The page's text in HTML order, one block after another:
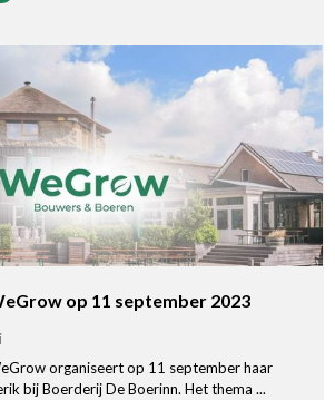
op 11 september 2023
organiseert op 11 september haar
bij Boerderij De Boerinn. Het thema ...